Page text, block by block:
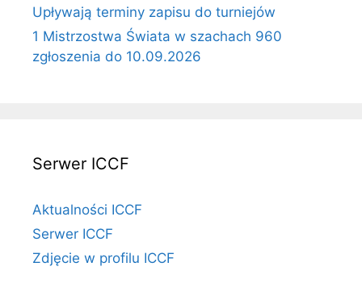
Upływają terminy zapisu do turniejów
1 Mistrzostwa Świata w szachach 960
zgłoszenia do 10.09.2026
Serwer ICCF
Aktualności ICCF
Serwer ICCF
Zdjęcie w profilu ICCF